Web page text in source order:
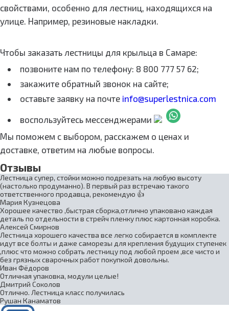
свойствами, особенно для лестниц, находящихся на
улице. Например, резиновые накладки.
Чтобы заказать лестницы для крыльца в Самаре:
позвоните нам по телефону: 8 800 777 57 62;
закажите обратный звонок на сайте;
оставьте заявку на почте info@superlestnica.com
воспользуйтесь мессенджерами
Мы поможем с выбором, расскажем о ценах и
доставке, ответим на любые вопросы.
Отзывы
Лестница супер, стойки можно подрезать на любую высоту
(настолько продуманно). В первый раз встречаю такого
ответственного продавца, рекомендую 👍
Мария Кузнецова
Хорошее качество ,быстрая сборка,отлично упаковано каждая
деталь по отдельности в стрейч пленку плюс картонная коробка.
Алексей Смирнов
Лестница хорошего качества все легко собирается в комплекте
идут все болты и даже саморезы для крепления будущих ступенек
,плюс что можно собрать лестницу под любой проем ,все чисто и
без грязных сварочных работ покупкой довольны.
Иван Фёдоров
Отличная упаковка, модули целые!
Дмитрий Соколов
Отлично. Лестница класс получилась
Рушан Канаматов